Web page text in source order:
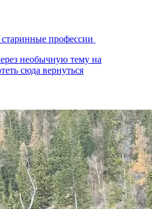
профессии
необычную тему на
сюда вернуться